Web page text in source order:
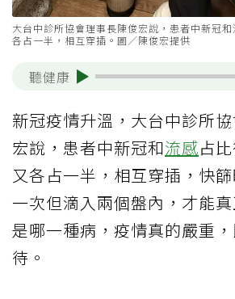
大台中診所協會理事長陳俊宏說，患者中新冠
各占一半，相互穿插。圖／陳俊宏提供
聽健康
新冠疫情升溫，大台中診所
宏說，患者中新冠和流感占
又各占一半，相互穿插，快
一次但滴入兩個盤內，才能
是哪一種病，疫情真的嚴重
待。